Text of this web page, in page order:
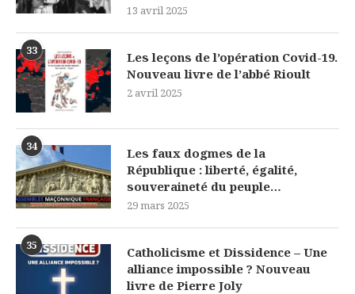
13 avril 2025
33
Les leçons de l’opération Covid-19.
Nouveau livre de l’abbé Rioult
2 avril 2025
34
Les faux dogmes de la
République : liberté, égalité,
souveraineté du peuple…
29 mars 2025
35
Catholicisme et Dissidence – Une
alliance impossible ? Nouveau
livre de Pierre Joly